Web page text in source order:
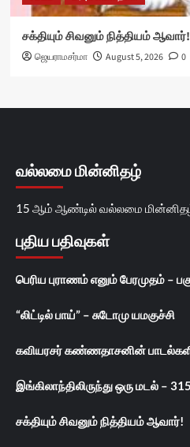
சக்தியும் சிவனும் நித்தியம் ஆவார்!
ஜெயராமசர்மா August 5, 2026 0
வல்லமை மின்னிதழ்
15 ஆம் ஆண்டில் வல்லமை
புதிய பதிவுகள்
பெரிய புராணம் எனும் பேரமுதம் –
“லிட்டில் பாய்” – சுடோமு யமகுச்சி
கவியரசர் கண்ணதாசனின்
இங்கிலாந்திலிருந்து ஒரு மடல் –
சக்தியும் சிவனும் நித்தியம் ஆவார்!